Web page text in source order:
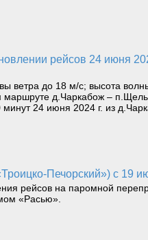
ветра до 18 м/с; высота
маршруте д.Чаркабож –
24 июня 2024 г. из
Печорский») с 19
рейсов на паромной
«Расью».